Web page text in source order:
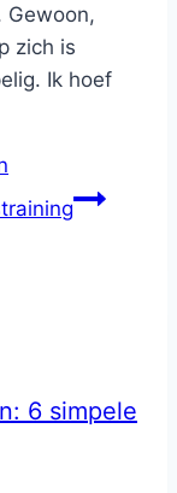
Gewoon,
zich is
Ik hoef
6 simpele